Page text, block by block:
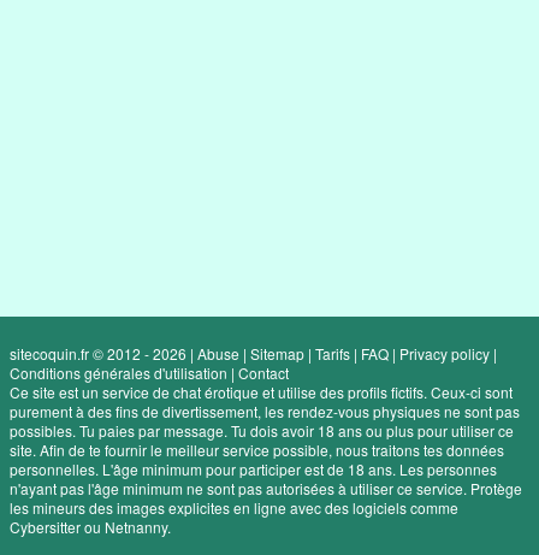
sitecoquin.fr © 2012 - 2026 | Abuse | Sitemap| Tarifs| FAQ| Privacy policy|
Conditions générales d'utilisation | Contact
Ce site est un service de chat érotique et utilise des profils fictifs. Ceux-ci sont
purement à des fins de divertissement, les rendez-vous physiques ne sont pas
possibles. Tu paies par message. Tu dois avoir 18 ans ou plus pour utiliser ce
site. Afin de te fournir le meilleur service possible, nous traitons tes données
personnelles. L'âge minimum pour participer est de 18 ans. Les personnes
n'ayant pas l'âge minimum ne sont pas autorisées à utiliser ce service. Protège
les mineurs des images explicites en ligne avec des logiciels comme
Cybersitter ou Netnanny.